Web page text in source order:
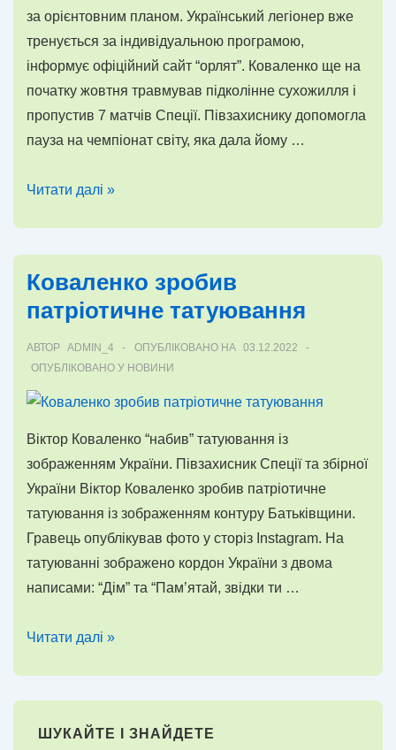
за орієнтовним планом. Український легіонер вже
тренується за індивідуальною програмою,
інформує офіційний сайт “орлят”. Коваленко ще на
початку жовтня травмував підколінне сухожилля і
пропустив 7 матчів Спеції. Півзахиснику допомогла
пауза на чемпіонат світу, яка дала йому …
Коваленко
зі
Спецією
2
місяців
без
футболу
Читати далі »
Коваленко зробив
патріотичне татуювання
АВТОР ADMIN_4 ОПУБЛІКОВАНО НА 03.12.2022
ОПУБЛІКОВАНО У НОВИНИ
Віктор Коваленко “набив” татуювання із
зображенням України. Півзахисник Спеції та збірної
України Віктор Коваленко зробив патріотичне
татуювання із зображенням контуру Батьківщини.
Гравець опублікував фото у сторіз Instagram. На
татуюванні зображено кордон України з двома
написами: “Дім” та “Пам’ятай, звідки ти …
Коваленко
Читати далі »
ШУКАЙТЕ І ЗНАЙДЕТЕ